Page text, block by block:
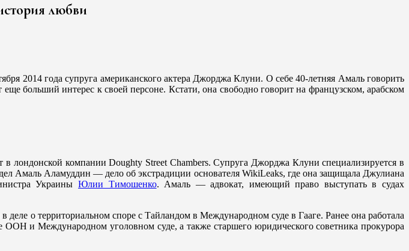
любви
2014 года супруга американского актера Джорджа Клуни. О себе 40-летняя Амаль говорить
больший интерес к своей персоне. Кстати, она свободно говорит на французском, арабском
лондонской компании Doughty Street Chambers. Супруга Джорджа Клуни специализируется в
Амаль Аламуддин — дело об экстрадиции основателя WikiLeaks, где она защищала Джулиана
УкраиныЮлии Тимошенко. Амаль — адвокат, имеющий право выступать в судах
о территориальном споре с Тайландом в Международном суде в Гааге. Ранее она работала
и Международном уголовном суде, а также старшего юридического советника прокурора